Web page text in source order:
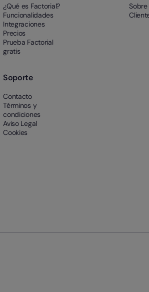
¿Qué es Factorial?
Funcionalidades
Integraciones
Precios
Prueba Factorial
gratis
Soporte
Contacto
Términos y
condiciones
Aviso Legal
Cookies